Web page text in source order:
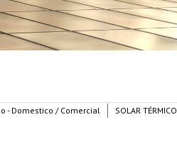
- Domestico / Comercial SOLAR TÉRMICO